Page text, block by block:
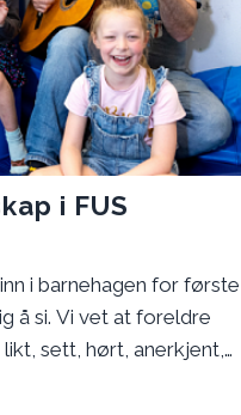
i FUS
i barnehagen for første
å si. Vi vet at foreldre
sett, hørt, anerkjent,